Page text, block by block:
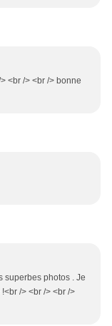
<br /> <br /> bonne
superbes photos . Je
/> <br /> <br />